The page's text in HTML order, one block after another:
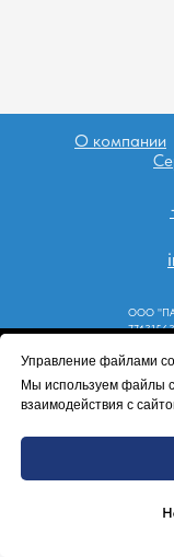
Управление файлами
Мы используем файлы
взаимодействия с
О компании
ООО